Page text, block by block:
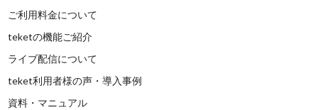
ご利用料金について
teketの機能ご紹介
ライブ配信について
teket利用者様の声・導入事例
資料・マニュアル